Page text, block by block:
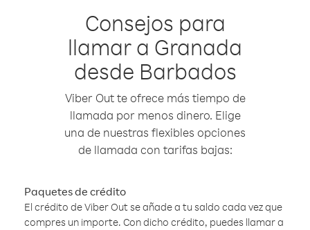
Consejos para
llamar a Granada
desde Barbados
Viber Out te ofrece más tiempo de
llamada por menos dinero. Elige
una de nuestras flexibles opciones
de llamada con tarifas bajas:
Paquetes de crédito
El crédito de Viber Out se añade a tu saldo cada vez que
compres un importe. Con dicho crédito, puedes llamar a